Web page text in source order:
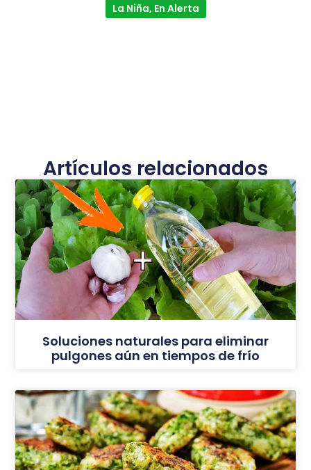
La Niña, En Alerta
Artículos relacionados
Soluciones naturales para eliminar
pulgones aún en tiempos de frío